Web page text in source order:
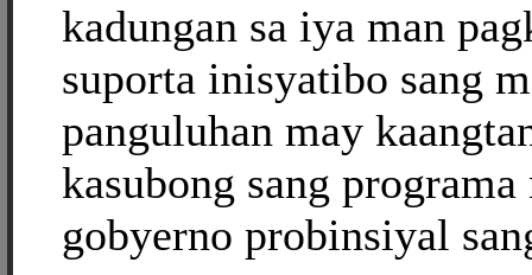
kadungan sa iya man
suporta inisyatibo sang
panguluhan may
kasubong sang programa
gobyerno probinsiyal